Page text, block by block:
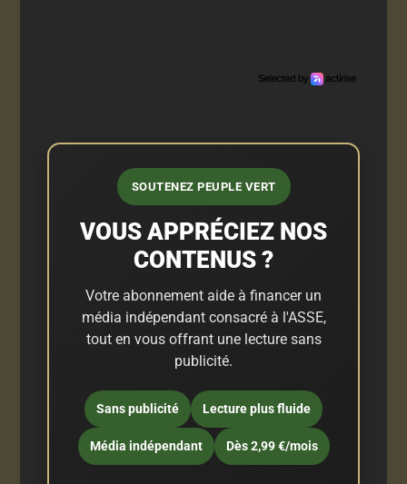
SOUTENEZ PEUPLE VERT
VOUS APPRÉCIEZ NOS
CONTENUS ?
Votre abonnement aide à financer un
média indépendant consacré à l'ASSE,
tout en vous offrant une lecture sans
publicité.
Sans publicité Lecture plus fluide
Média indépendant Dès 2,99 €/mois